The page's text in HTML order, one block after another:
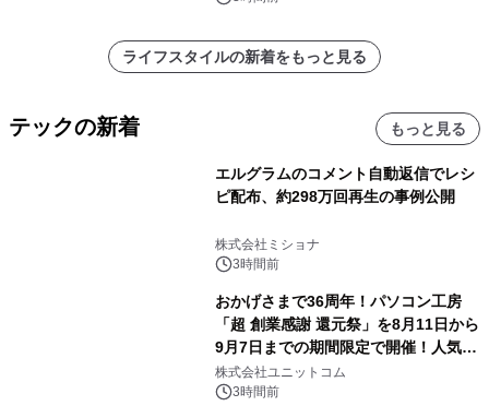
ライフスタイルの新着をもっと見る
テックの新着 もっと見る
エルグラムのコメント自動返信でレシ
ピ配布、約298万回再生の事例公開
株式会社ミショナ
3時間前
おかげさまで36周年！パソコン工房
「超 創業感謝 還元祭」を8月11日から
9月7日までの期間限定で開催！人気の
ゲーミングPCや高性能ノートPCなど
対象iiyama PCのご購入で最大3万円分
株式会社ユニットコム
3時間前